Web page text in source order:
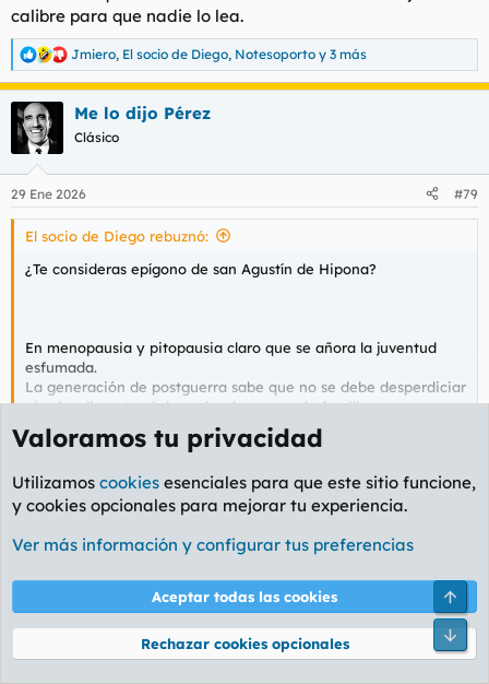
calibre para que nadie lo lea.
R
e
c
c
e
s
Jmiero, El socio de Diego, Notesoporto y 3 más
Me lo dijo Pérez
Clásico
29 Ene 2026 #79
El socio de Diego rebuznó:
¿Te consideras epígono de san Agustín de Hipona?
En menopausia y pitopausia claro que se añora la juventud
esfumada.
La generación de postguerra sabe que no se debe desperdiciar
ningún alimento ni derrochar la economía familiar.
Las únicas uniones de ancianos son aquellas donde la familia
cano, recuerden la felicidad pizpireta de doña Cayetana con su
último marido.
Regresa lo idéntico agravado.
Víctor @Redivivo @Categorico bien sabía gozar los recuerdos
Solamente añoramos la felicidad en el tiempo perdido.
Bufff. Sí a todo, por cansinez.
e
c
i
n
Lord90s,serdoy Relativo
Codeisan de 20
29 Ene 2026 #80
Valoramos tu privacidad
Utilizamos cookies esenciales para que este sitio funcione,
y cookies opcionales para mejorar tu experiencia.
Ver más información y configurar tus preferencias
Aceptar todas las cookies
Rechazar cookies opcionales
Pie